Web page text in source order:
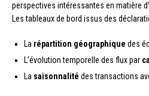
perspectives intéressantes en matière d’
Les tableaux de bord issus des
La répartition géographique des
L’évolution temporelle des flux par
La saisonnalité des transactions